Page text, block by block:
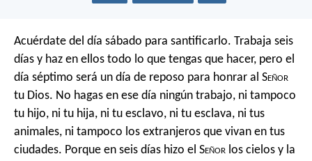
Acuérdate del día sábado para santificarlo. Trabaja seis
días y haz en ellos todo lo que tengas que hacer, pero el
día séptimo será un día de reposo para honrar al Señor
tu Dios. No hagas en ese día ningún trabajo, ni tampoco
tu hijo, ni tu hija, ni tu esclavo, ni tu esclava, ni tus
animales, ni tampoco los extranjeros que vivan en tus
ciudades. Porque en seis días hizo el Señor los cielos y la